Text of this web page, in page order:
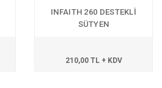
INFAITH 260 DESTEKLİ
SÜTYEN
210,00 TL + KDV